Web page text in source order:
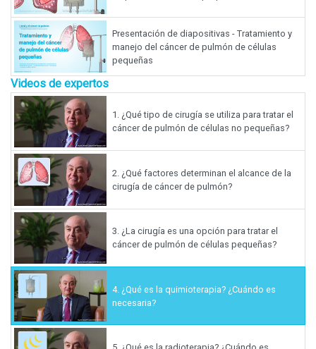
Presentación de diapositivas - Tratamiento y
manejo del cáncer de pulmón de células
pequeñas
Videos de expertos
1.¿Qué tipo de cirugía se utiliza para tratar el
cáncer de pulmón de células no pequeñas?
2. ¿Qué factores determinan el alcance de la
cirugía de cáncer de pulmón?
3.¿La cirugía es una opción para tratar el
cáncer de pulmón de células pequeñas?
4. ¿Qué es la quimioterapia? ¿Cuándo es
necesaria?